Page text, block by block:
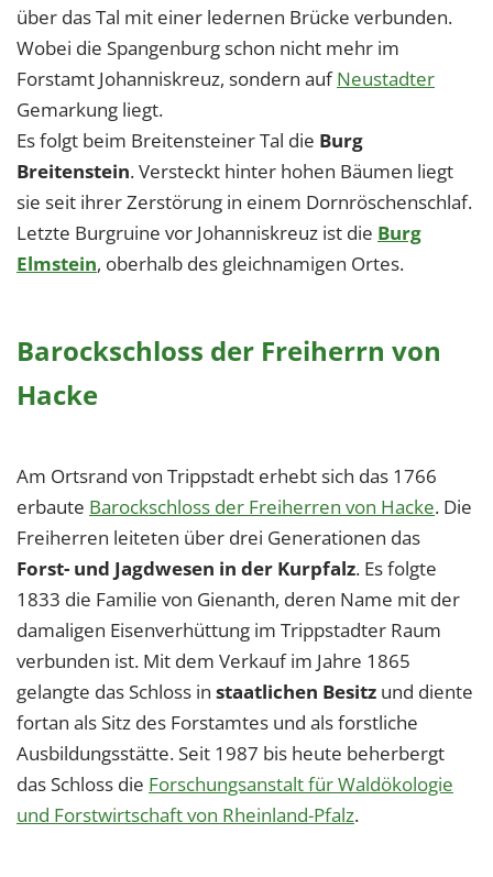
über das Tal mit einer ledernen Brücke verbunden.
Wobei die Spangenburg schon nicht mehr im
Forstamt Johanniskreuz, sondern aufNeustadter
Gemarkung liegt.
Es folgt beim Breitensteiner Tal die Burg
Breitenstein. Versteckt hinter hohen Bäumen liegt
sie seit ihrer Zerstörung in einem Dornröschenschlaf.
Letzte Burgruine vor Johanniskreuz ist die Burg
Elmstein, oberhalb des gleichnamigen Ortes.
Barockschloss der Freiherrn von
Hacke
Am Ortsrand von Trippstadt erhebt sich das 1766
erbaute Barockschloss der Freiherren von Hacke. Die
Freiherren leiteten über drei Generationen das
Forst- und Jagdwesen in der Kurpfalz. Es folgte
1833 die Familie von Gienanth, deren Name mit der
damaligen Eisenverhüttung im Trippstadter Raum
verbunden ist. Mit dem Verkauf im Jahre 1865
gelangte das Schloss in staatlichen Besitz und diente
fortan als Sitz des Forstamtes und als forstliche
Ausbildungsstätte. Seit 1987 bis heute beherbergt
das Schloss die Forschungsanstalt für Waldökologie
und Forstwirtschaft von Rheinland-Pfalz.